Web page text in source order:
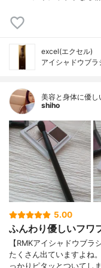
excel(エクセル)
アイシャドウブラ
美容と身体に優
shiho
5.00
ふんわり優しいフワ
【RMKアイシャドウブ
たくさん出ていますよね
っかりピタッとついてし